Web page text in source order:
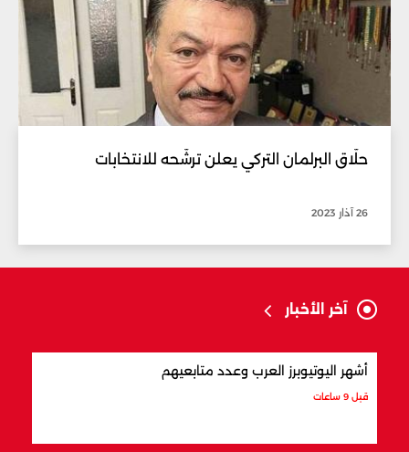
حلّاق البرلمان التركي يعلن ترشّحه للانتخابات
26 آذار 2023
آخر الأخبار
أشهر اليوتيوبرز العرب وعدد متابعيهم
قبل 9 ساعات